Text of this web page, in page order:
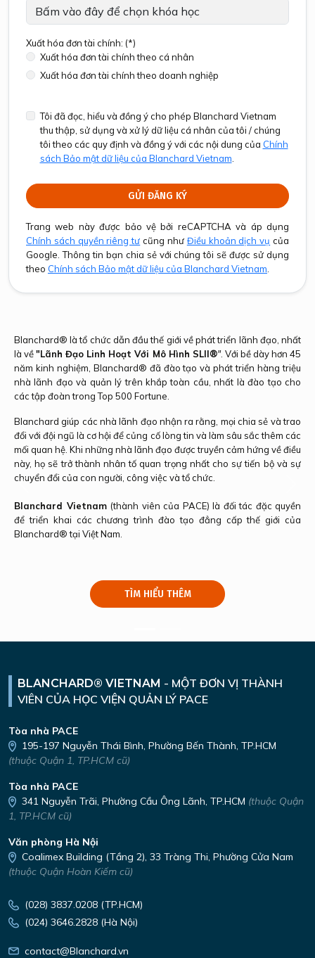
Xuất hóa đơn tài chính: (*)
Xuất hóa đơn tài chính theo cá nhân
Xuất hóa đơn tài chính theo doanh nghiệp
Tôi đã đọc, hiểu và đồng ý cho phép Blanchard Vietnam
thu thập, sử dụng và xử lý dữ liệu cá nhân của tôi / chúng
tôi theo các quy định và đồng ý với các nội dung của Chính
sách Bảo mật dữ liệu của Blanchard Vietnam
GỬI ĐĂNG KÝ
Trang web này được bảo vệ bởi reCAPTCHA và áp dụng
Chính sách quyền riêng tư cũng như Điều khoản dịch vụ của
Google. Thông tin bạn chia sẻ với chúng tôi sẽ được sử dụng
theo Chính sách Bảo mật dữ liệu của Blanchard Vietnam
Blanchard® là tổ chức dẫn đầu thế giới về phát triển lãnh đạo, nhất
là về"Lãnh Đạo Linh Hoạt Với Mô Hình SLII®". Với bề dày hơn 45
năm kinh nghiệm, Blanchard® đã đào tạo và phát triển hàng triệu
nhà lãnh đạo và quản lý trên khắp toàn cầu, nhất là đào tạo cho
các tập đoàn trong Top 500 Fortune.
Blanchard giúp các nhà lãnh đạo nhận ra rằng, mọi chia sẻ và trao
đổi với đội ngũ là cơ hội để củng cố lòng tin và làm sâu sắc thêm các
mối quan hệ. Khi những nhà lãnh đạo được truyền cảm hứng về điều
này, họ sẽ trở thành nhân tố quan trọng nhất cho sự tiến bộ và sự
chuyển đổi của con người, công việc và tổ chức.
Blanchard Vietnam (thành viên của PACE) là đối tác đặc quyền
để triển khai các chương trình đào tạo đẳng cấp thế giới của
Blanchard® tại Việt Nam.
TÌM HIỂU THÊM
BLANCHARD® VIETNAM - MỘT ĐƠN VỊ THÀNH
VIÊN CỦA HỌC VIỆN QUẢN LÝ PACE
Tòa nhà PACE
195-197 Nguyễn Thái Bình, Phường Bến Thành, TP.HCM
(thuộc Quận 1, TP.HCM cũ)
Tòa nhà PACE
341 Nguyễn Trãi, Phường Cầu Ông Lãnh, TP.HCM (thuộc Quận
1, TP.HCM cũ)
Văn phòng Hà Nội
Coalimex Building (Tầng 2), 33 Tràng Thi, Phường Cửa Nam
(thuộc Quận Hoàn Kiếm cũ)
(028) 3837.0208 (TP.HCM)
(024) 3646.2828 (Hà Nội)
contact@Blanchard.vn